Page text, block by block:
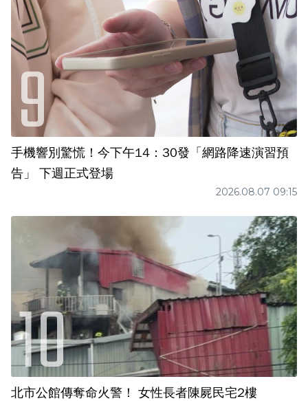
手機響別驚慌！今下午14：30發「網路降速演習預
告」 下週正式登場
2026.08.07 09:15
北市公館傳奪命火警！ 女性長者陳屍民宅2樓